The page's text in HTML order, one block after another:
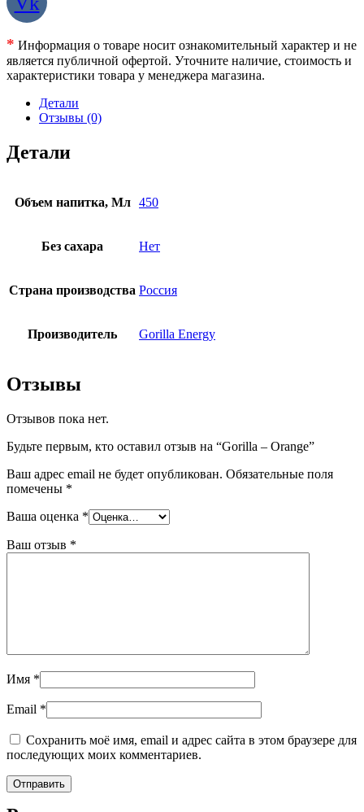
* Информация о товаре носит ознакомительный характер и не
является публичной офертой. Уточните наличие, стоимость и
характеристики товара у менеджера магазина.
Детали
Отзывы (0)
Детали
Объем напитка, Мл 450
Без сахара Нет
Страна производства Россия
Производитель Gorilla Energy
Отзывы
Отзывов пока нет.
Будьте первым, кто оставил отзыв на “Gorilla – Orange”
Ваш адрес email не будет опубликован. Обязательные поля
помечены *
Ваша оценка *
Ваш отзыв *
Имя *
Email *
Сохранить моё имя, email и адрес сайта в этом браузере для
последующих моих комментариев.